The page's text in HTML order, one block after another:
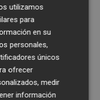
es bueno”.
el método de
entrenador,
de confianza
utilizamos
para
en su
personales,
únicos
ofrecer
medir
información